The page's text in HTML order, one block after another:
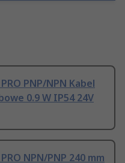
PNP/NPN Kabel
0.9 W IP54 24V
NPN/PNP 240 mm